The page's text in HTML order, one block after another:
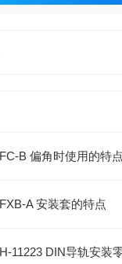
B 偏角时使用的特点
A 安装套的特点
11223 DIN导轨安装